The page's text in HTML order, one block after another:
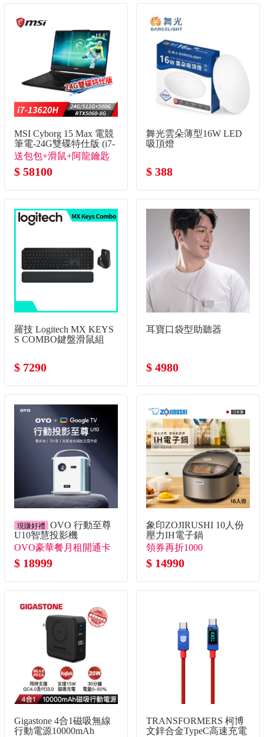
MSI Cyborg 15 Max 電競
筆電-24G雙碟特仕版 (i7-
13620H/24G/512G+500G/RTX5060-
8G/Win11)
送包包+滑鼠+阿龍鑰匙
圈(不挑款)+石中劍
$ 58100
舞光雲朵薄型16W LED
吸頂燈
$ 388
羅技 Logitech MX KEYS
S COMBO鍵盤滑鼠組
$ 7290
耳寶口袋型助聽器
$ 4980
現賺好禮
OVO 行動至尊
U10智慧投影機
OVO豪華餐月租開通卡
+送月租開通卡*3！+送
$ 18999
象印ZOJIRUSHI 10人份
壓力IH電子鍋
領券再折1000
$ 14990
Gigastone 4合1磁吸無線
行動電源10000mAh
TRANSFORMERS 柯博
文鋅合金TypeC高速充電